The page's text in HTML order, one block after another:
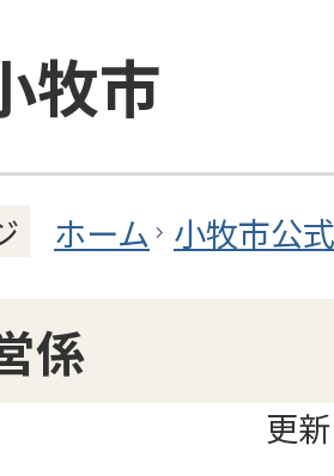
牧市
ホーム 小牧市公
係
更